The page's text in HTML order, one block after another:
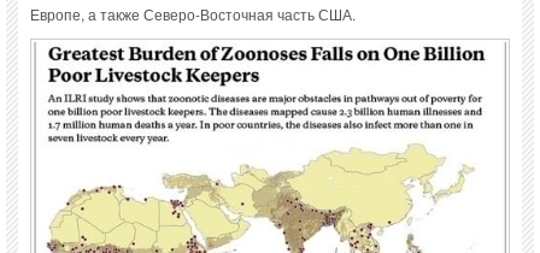
Европе, а также Северо-Восточная часть США.